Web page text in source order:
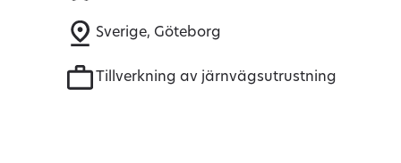
Sverige, Göteborg
Tillverkning av järnvägsutrustning